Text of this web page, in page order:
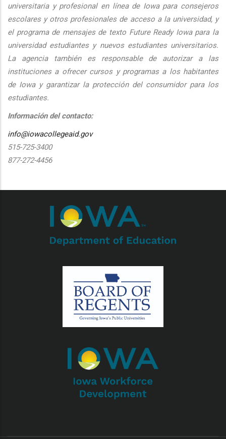
universitaria y profesional en línea de Iowa para consejeros
escolares y otros profesionales de acceso a la universidad, y
el programa de mensajes de texto Future Ready Iowa para la
universidad estudiantes y nuevos estudiantes universitarios.
La agencia también es responsable de autorizar a las
instituciones a ofrecer cursos y programas a los habitantes
de Iowa y garantizar la protección del consumidor para los
estudiantes.
Información del contacto:
info@iowacollegeaid.gov
515-725-3400
877-272-4456